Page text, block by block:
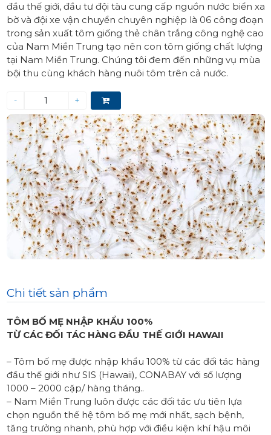
đầu thế giới, đầu tư đội tàu cung cấp nguồn nước biển xa
bờ và đội xe vận chuyển chuyên nghiệp là 06 công đoạn
trong sản xuất tôm giống thẻ chân trắng công nghệ cao
của Nam Miền Trung tạo nên con tôm giống chất lượng
tại Nam Miền Trung. Chúng tôi đem đến những vụ mùa
bội thu cùng khách hàng nuôi tôm trên cả nước.
- +
Chi tiết sản phẩm
TÔM BỐ MẸ NHẬP KHẨU 100%
TỪ CÁC ĐỐI TÁC HÀNG ĐẦU THẾ GIỚI HAWAII
– Tôm bố mẹ được nhập khẩu 100% từ các đối tác hàng
đầu thế giới như SIS (Hawaii), CONABAY với số lượng
1000 – 2000 cặp/ hàng tháng..
– Nam Miền Trung luôn được các đối tác ưu tiên lựa
chọn nguồn thế hệ tôm bố mẹ mới nhất, sạch bệnh,
tăng trưởng nhanh, phù hợp với điều kiện khí hậu môi